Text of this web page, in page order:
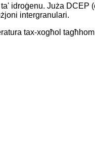
idroġenu. Juża DCEP
intergranulari.
tax-xogħol